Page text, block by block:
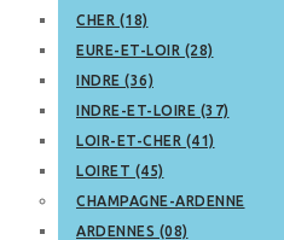
CHER (18)
EURE-ET-LOIR (28)
INDRE (36)
INDRE-ET-LOIRE (37)
LOIR-ET-CHER (41)
LOIRET (45)
CHAMPAGNE-ARDENNE
ARDENNES (08)